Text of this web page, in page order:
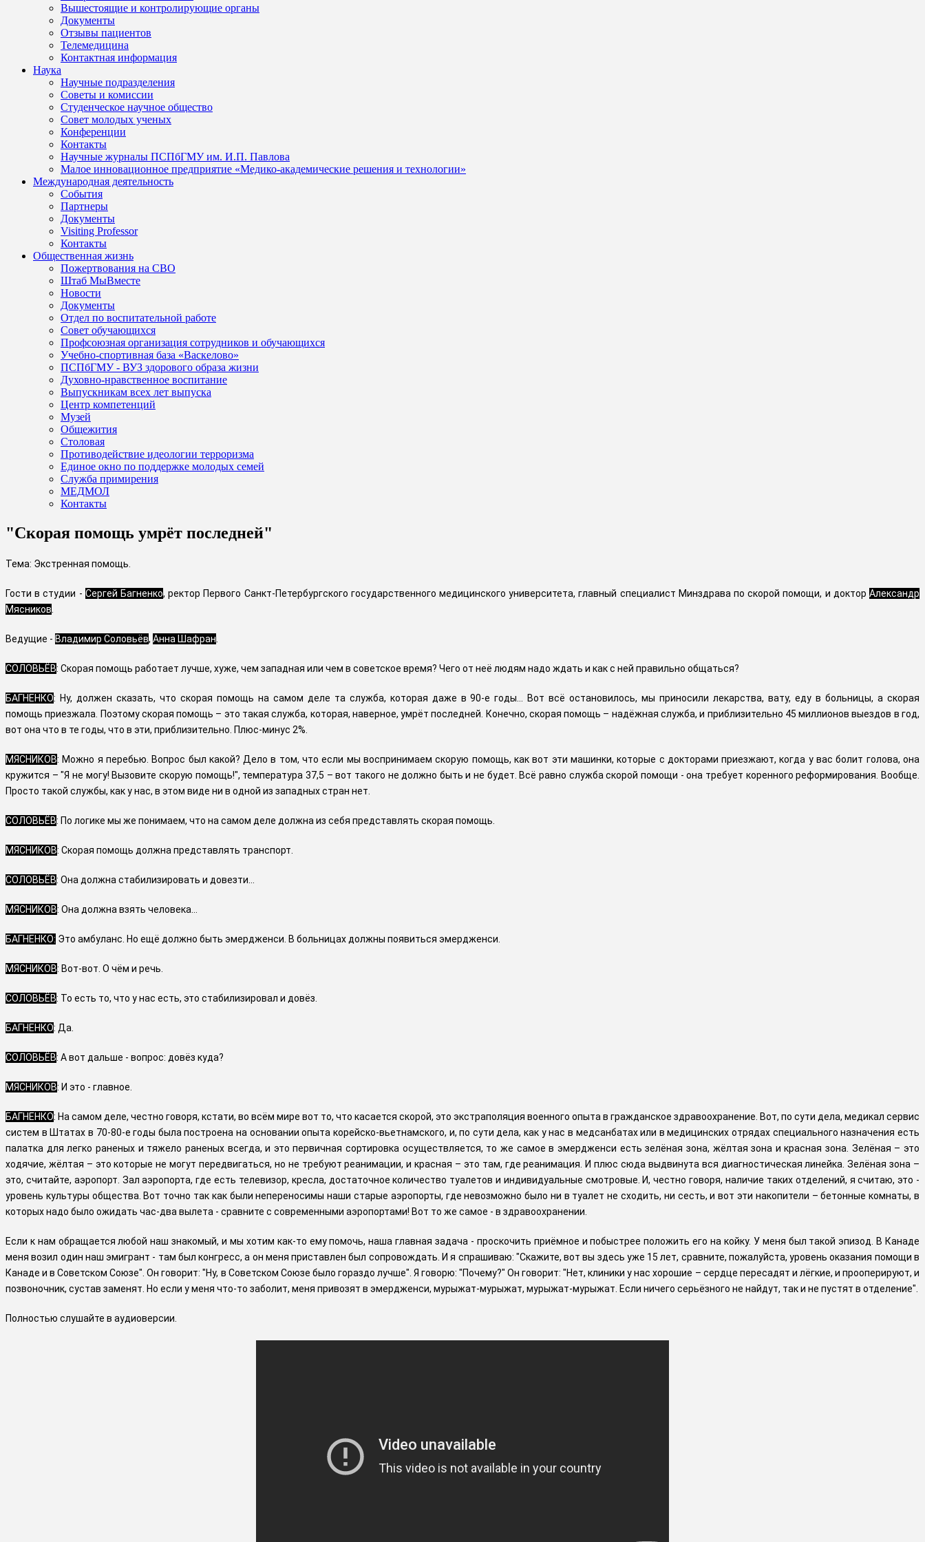
Вышестоящие и контролирующие органы
Документы
Отзывы пациентов
Телемедицина
Контактная информация
Наука
Научные подразделения
Советы и комиссии
Студенческое научное общество
Совет молодых ученых
Конференции
Контакты
Научные журналы ПСПбГМУ им. И.П. Павлова
Малое инновационное предприятие «Медико-академические решения и технологии»
Международная деятельность
События
Партнеры
Документы
Visiting Professor
Контакты
Общественная жизнь
Пожертвования на СВО
Штаб МыВместе
Новости
Документы
Отдел по воспитательной работе
Совет обучающихся
Профсоюзная организация сотрудников и обучающихся
Учебно-спортивная база «Васкелово»
ПСПбГМУ - ВУЗ здорового образа жизни
Духовно-нравственное воспитание
Выпускникам всех лет выпуска
Центр компетенций
Музей
Общежития
Столовая
Противодействие идеологии терроризма
Единое окно по поддержке молодых семей
Служба примирения
МЕДМОЛ
Контакты
"Скорая помощь умрёт последней"
Тема: Экстренная помощь.
Гости в студии - Сергей Багненко, ректор Первого Санкт-Петербургского государственного медицинского университета, главный специалист Минздрава по скорой помощи, и докторАлександр
Мясников
Ведущие - Владимир Соловьёв, Анна Шафран
СОЛОВЬЁВ: Скорая помощь работает лучше, хуже, чем западная или чем в советское время? Чего от неё людям надо ждать и как с ней правильно общаться?
БАГНЕНКО: Ну, должен сказать, что скорая помощь на самом деле та служба, которая даже в 90-е годы… Вот всё остановилось, мы приносили лекарства, вату, еду в больницы, а скорая
помощь приезжала. Поэтому скорая помощь – это такая служба, которая, наверное, умрёт последней. Конечно, скорая помощь – надёжная служба, и приблизительно 45 миллионов выездов в год,
вот она что в те годы, что в эти, приблизительно. Плюс-минус 2%.
МЯСНИКОВ: Можно я перебью. Вопрос был какой? Дело в том, что если мы воспринимаем скорую помощь, как вот эти машинки, которые с докторами приезжают, когда у вас болит голова, она
кружится – "Я не могу! Вызовите скорую помощь!", температура 37,5 – вот такого не должно быть и не будет. Всё равно служба скорой помощи - она требует коренного реформирования. Вообще.
Просто такой службы, как у нас, в этом виде ни в одной из западных стран нет.
СОЛОВЬЁВ: По логике мы же понимаем, что на самом деле должна из себя представлять скорая помощь.
МЯСНИКОВ: Скорая помощь должна представлять транспорт.
СОЛОВЬЁВ: Она должна стабилизировать и довезти…
МЯСНИКОВ: Она должна взять человека…
БАГНЕНКО: Это амбуланс. Но ещё должно быть эмердженси. В больницах должны появиться эмердженси.
МЯСНИКОВ: Вот-вот. О чём и речь.
СОЛОВЬЁВ: То есть то, что у нас есть, это стабилизировал и довёз.
БАГНЕНКО: Да.
СОЛОВЬЁВ: А вот дальше - вопрос: довёз куда?
МЯСНИКОВ: И это - главное.
БАГНЕНКО: На самом деле, честно говоря, кстати, во всём мире вот то, что касается скорой, это экстраполяция военного опыта в гражданское здравоохранение. Вот, по сути дела, медикал сервис
систем в Штатах в 70-80-е годы была построена на основании опыта корейско-вьетнамского, и, по сути дела, как у нас в медсанбатах или в медицинских отрядах специального назначения есть
палатка для легко раненых и тяжело раненых всегда, и это первичная сортировка осуществляется, то же самое в эмердженси есть зелёная зона, жёлтая зона и красная зона. Зелёная – это
ходячие, жёлтая – это которые не могут передвигаться, но не требуют реанимации, и красная – это там, где реанимация. И плюс сюда выдвинута вся диагностическая линейка. Зелёная зона –
это, считайте, аэропорт. Зал аэропорта, где есть телевизор, кресла, достаточное количество туалетов и индивидуальные смотровые. И, честно говоря, наличие таких отделений, я считаю, это -
уровень культуры общества. Вот точно так как были непереносимы наши старые аэропорты, где невозможно было ни в туалет не сходить, ни сесть, и вот эти накопители – бетонные комнаты, в
которых надо было ожидать час-два вылета - сравните с современными аэропортами! Вот то же самое - в здравоохранении.
Если к нам обращается любой наш знакомый, и мы хотим как-то ему помочь, наша главная задача - проскочить приёмное и побыстрее положить его на койку. У меня был такой эпизод. В Канаде
меня возил один наш эмигрант - там был конгресс, а он меня приставлен был сопровождать. И я спрашиваю: "Скажите, вот вы здесь уже 15 лет, сравните, пожалуйста, уровень оказания помощи в
Канаде и в Советском Союзе". Он говорит: "Ну, в Советском Союзе было гораздо лучше". Я говорю: "Почему?" Он говорит: "Нет, клиники у нас хорошие – сердце пересадят и лёгкие, и прооперируют, и
позвоночник, сустав заменят. Но если у меня что-то заболит, меня привозят в эмердженси, мурыжат-мурыжат, мурыжат-мурыжат. Если ничего серьёзного не найдут, так и не пустят в отделение".
Полностью слушайте в аудиоверсии.